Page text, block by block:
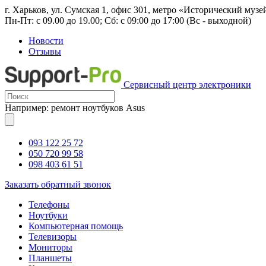
г. Харьков, ул. Сумская 1, офис 301, метро «Исторический
Пн-Пт: с 09.00 до 19.00; Сб: с 09:00 до 17:00 (Вс - выходной)
Новости
Отзывы
Сервисный центр электроники
Например: ремонт ноутбуков Asus
093 122 25 72
050 720 99 58
098 403 61 51
Заказать обратный звонок
Телефоны
Ноутбуки
Компьютерная помощь
Телевизоры
Мониторы
Планшеты